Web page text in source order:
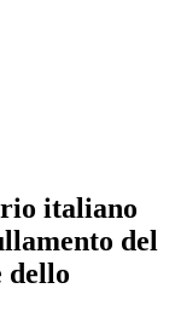
italiano
del
dello